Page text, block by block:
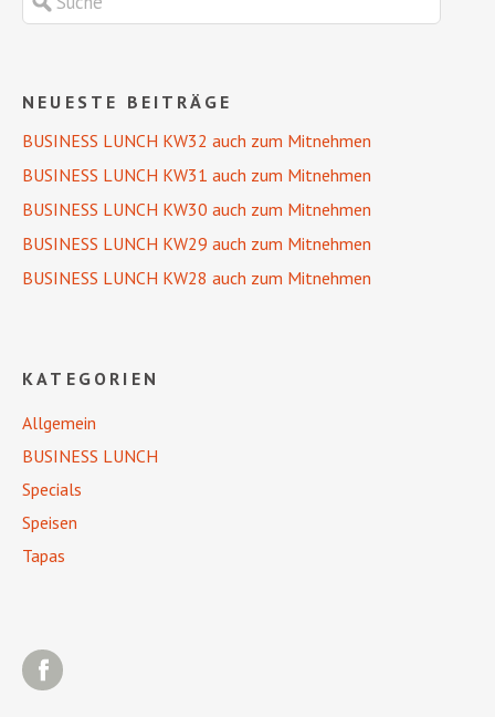
NEUESTE BEITRÄGE
BUSINESS LUNCH KW32 auch zum Mitnehmen
BUSINESS LUNCH KW31 auch zum Mitnehmen
BUSINESS LUNCH KW30 auch zum Mitnehmen
BUSINESS LUNCH KW29 auch zum Mitnehmen
BUSINESS LUNCH KW28 auch zum Mitnehmen
KATEGORIEN
Allgemein
BUSINESS LUNCH
Specials
Speisen
Tapas